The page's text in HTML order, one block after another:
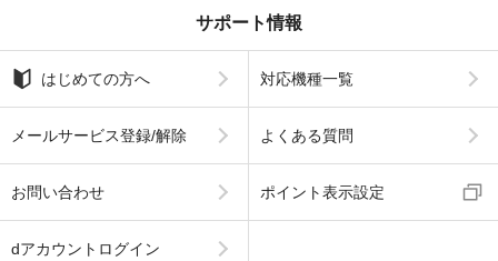
サポート情報
はじめての方へ 対応機種一覧
メールサービス登録/解除 よくある質問
お問い合わせ ポイント表示設定
dアカウントログイン